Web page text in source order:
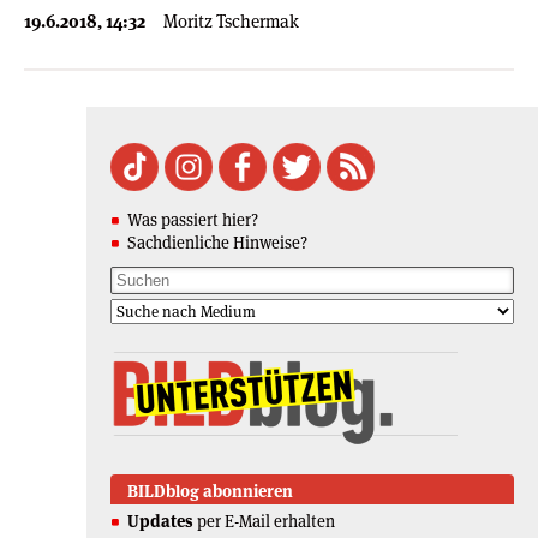
19.6.2018, 14:32 Moritz Tschermak
Was passiert hier?
Sachdienliche Hinweise?
BILDblog abonnieren
Updates per E-Mail erhalten